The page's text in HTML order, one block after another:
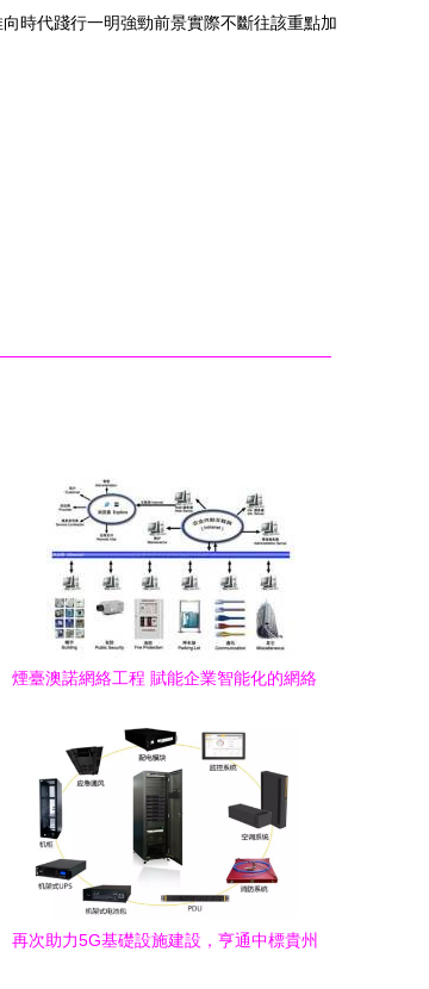
時代踐行一明強勁前景實際不斷往該重點加
煙臺澳諾網絡工程 賦能企業智能化的網絡
再次助力5G基礎設施建設，亨通中標貴州